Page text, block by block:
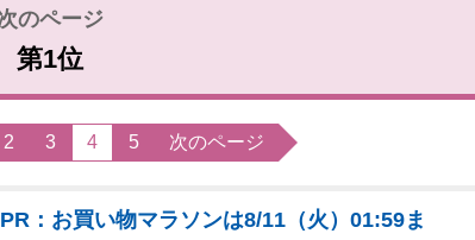
第1位
2 3 4 5 次のページ
PR：お買い物マラソンは8/11（火）01:59ま